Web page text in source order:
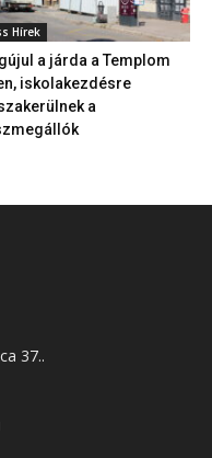
Hírek
a járda a Templom
iskolakezdésre
a
37..